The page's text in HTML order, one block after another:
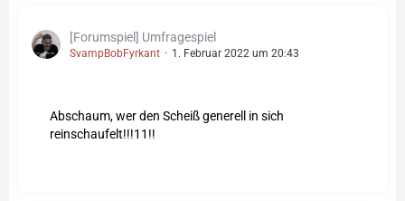
[Forumspiel] Umfragespiel
SvampBobFyrkant 1. Februar 2022 um 20:43
Abschaum, wer den Scheiß generell in sich
reinschaufelt!!!11!!